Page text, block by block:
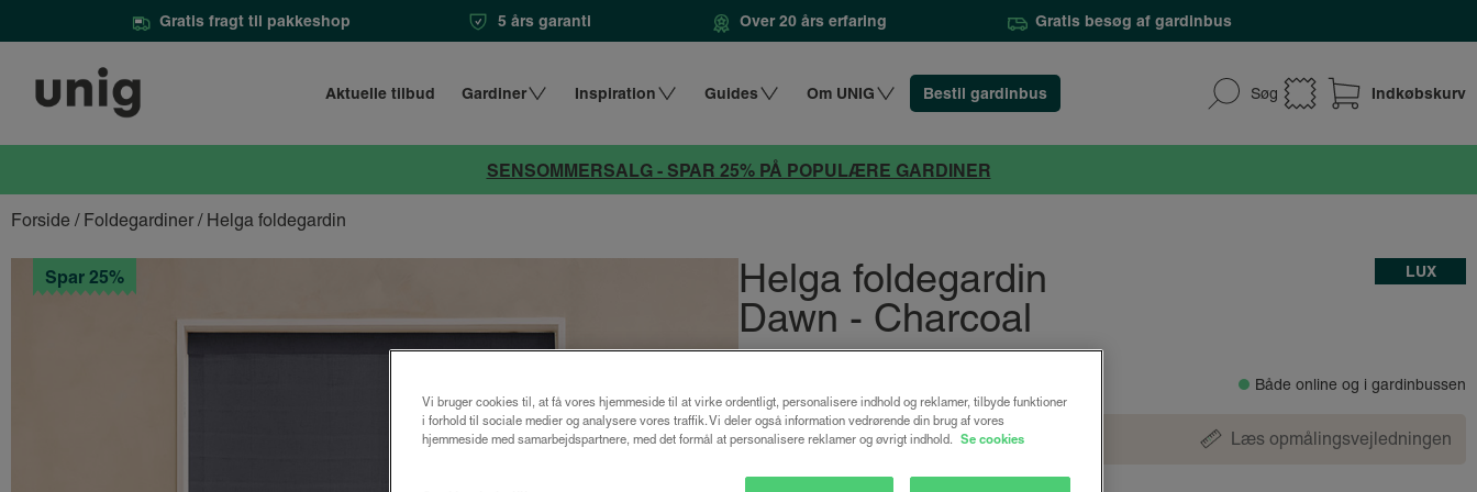
Gratis fragt til pakkeshop 5 års garanti Over 20 års erfaring Gratis besøg af gardinbus
Søg Indkøbskurv
Aktuelle tilbud Gardiner Inspiration Guides Om UNIG Bestil gardinbus
SENSOMMERSALG - SPAR 25% PÅ POPULÆRE GARDINER
Forside / Foldegardiner/ Helga foldegardin
Spar 25%
Helga foldegardin
Dawn - Charcoal
LUX
Både online og i gardinbussen
Design dit gardin Læs opmålingsvejledningen
Vi bruger cookies til, at få vores hjemmeside til at virke ordentligt, personalisere indhold og reklamer, tilbyde funktioner
i forhold til sociale medier og analysere vores traffik. Vi deler også information vedrørende din brug af vores
hjemmeside med samarbejdspartnere, med det formål at personalisere reklamer og øvrigt indhold. Se cookies